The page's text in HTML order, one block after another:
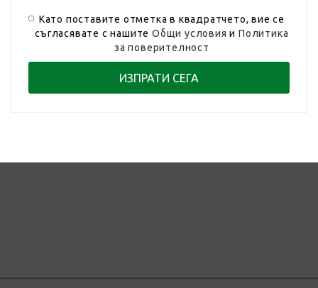
Като поставите отметка в квадратчето, вие се
съгласявате с нашитеОбщи условия иПолитика
за поверителност